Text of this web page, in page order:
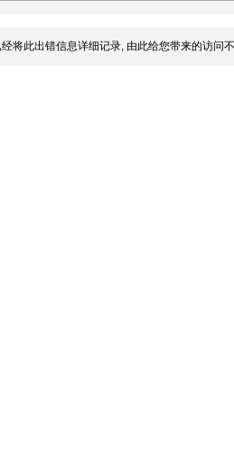
将此出错信息详细记录, 由此给您带来的访问